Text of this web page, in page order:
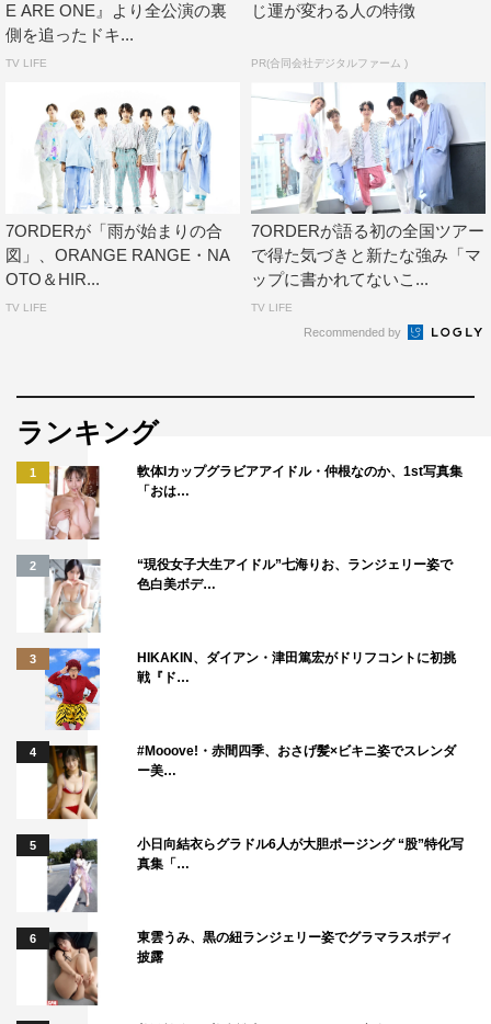
再び楽器を手にバンドセットに戻った彼らは、ラストスパ
ートへひた走る。作詞作詞の真田が27歳の等身大の不安や
希望をさらけ出した「27」、がなるようなラップやボーカ
ルが炸裂する「Break it」は共にライブ映えする楽曲だ。7
人は可能な限り演奏しながらもステージ方々に散らばりオ
ーディエンスのボルテージを引き上げた。
本編ラストを前に、安井が落ち着いたトーンで切り出す。
「1年半前、7ORDERとして新しいスタートを切る時に、
何も持ってないなと思ったんですけど、皆さんがいてくれ
ました。今日ここに来れた人もいるし、来れなかった人も
たくさんいると思います。何が正解かはわかりませんが、
と皆さんにとって特別な日になりましたが、今日だけじゃ
なくて、きっとまたここから特別な日を作っていきます。
すべてのファンの皆さんへ、僕たちの精一杯をぶつけま
す。夢を見ましょう」。そう言って届けたのは、メンバー
全員で作詞した新曲「夢想人」（読み：ドリーマー）。ス
トリングスの入った重厚なバラードだ。“全身全霊”と言う
にふさわしい熱のこもったパフォーマンスで、7人はライ
ブ本編を締めくくった。
サプライズ曲はこれだけではなかった。アンコールでも、
メンバー全員でディスカッションしながら制作したという
新曲「雨が始まりの合図」を初披露。1人ひとりのまっす
ぐな、てらいのない歌声と、7ORDERの絆や希望を象徴
した歌詞が印象的なバンドナンバーに仕上がっていた。こ
の曲は、安井の29歳の誕生日に他のメンバー6人から贈ら
れた楽曲で、各パートの歌い手がそのパートの作詞を担当
しているとのこと。
全曲を終えた彼らは、1人ずつ各々の言葉で締めの挨拶を
送った。真田は「本当に幸せ者だなと思います。これから
も一緒にいろんな景色を見ていきましょう」、森田は「世
E ARE ONE』より全公演の裏
側を追ったドキ...
TV LIFE
じ運が変わる人の特徴
PR(合同会社デジタルファーム )
7ORDERが「雨が始まりの合
図」、ORANGE RANGE・NA
OTO＆HIR...
TV LIFE
7ORDERが語る初の全国ツアー
で得た気づきと新たな強み「マ
ップに書かれてないこ...
TV LIFE
Recommended by
ランキング
1
軟体Iカップグラビアアイドル・仲根なのか、1st写真集
「おは…
2
“現役女子大生アイドル”七海りお、ランジェリー姿で
色白美ボデ…
3
HIKAKIN、ダイアン・津田篤宏がドリフコントに初挑
戦『ド…
4
#Mooove!・赤間四季、おさげ髪×ビキニ姿でスレンダ
ー美…
5
小日向結衣らグラドル6人が大胆ポージング “股”特化写
真集「…
6
東雲うみ、黒の紐ランジェリー姿でグラマラスボディ
披露